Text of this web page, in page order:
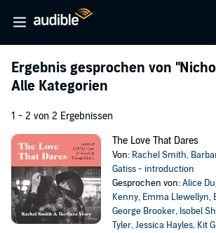
Ergebnis gesprochen von
Alle Kategorien
1 - 2 von 2 Ergebnissen
The Love That Dares
Von: Rachel Smith,
Gatiss - introduction
Gesprochen von:Alice
Kenny, Emma Llewellyn,
George Brooker, Isobel
Tyler,Jessica Hayles, Kit